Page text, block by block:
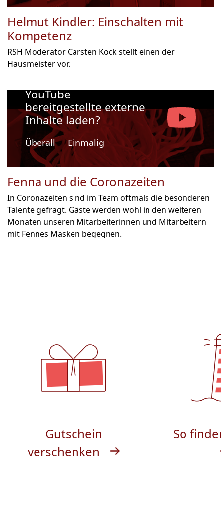
Helmut Kindler: Einschalten mit
Kompetenz
RSH Moderator Carsten Kock stellt einen der
Hausmeister vor.
YouTube
bereitgestellte externe
Inhalte laden?
Überall Einmalig
Fenna und die Coronazeiten
In Coronazeiten sind im Team oftmals die besonderen
Talente gefragt. Gäste werden wohl in den weiteren
Monaten unseren Mitarbeiterinnen und Mitarbeitern
mit Fennes Masken begegnen.
Gutschein
verschenken
So